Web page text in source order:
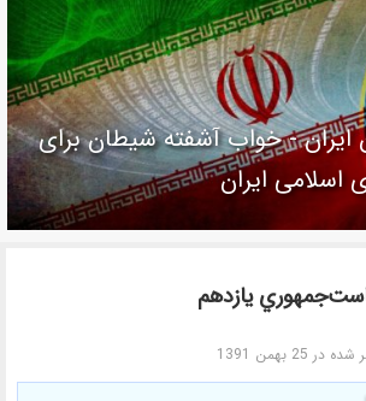
ایران - خواب آشفته شیطان برای
اسلامی ایران
يازدهم
در 25 بهمن 1391